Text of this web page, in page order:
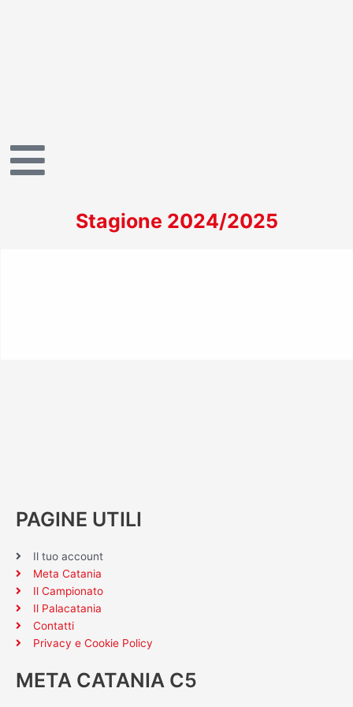
Stagione 2024/2025
PAGINE UTILI
Il tuo account
Meta Catania
Il Campionato
Il Palacatania
Contatti
Privacy e Cookie Policy
META CATANIA C5